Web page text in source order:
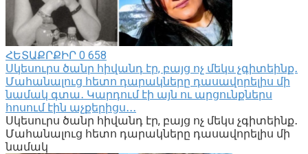
ՀԵՏԱՔՐՔԻՐ 0 658
Սկեսուրս ծանր հիվանդ էր, բայց ոչ մեկս չգիտեինք․
Մահանալուց հետո դարակները դասավորելիս մի
նամակ գտա․ Կարդում էի այն ու արցունքներս
հոսում էին աչքերիցս․․․
Սկեսուրս ծանր հիվանդ էր, բայց ոչ մեկս չգիտեինք․
Մահանալուց հետո դարակները դասավորելիս մի
նամակ